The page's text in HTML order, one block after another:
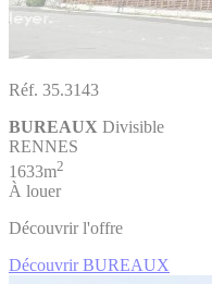
Réf. 35.3143
BUREAUX Divisible
RENNES
1633m2
À louer
Découvrir l'offre
Découvrir BUREAUX